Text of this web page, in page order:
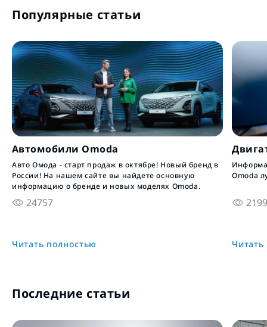
Популярные статьи
Автомобили Omoda
Авто Омода - старт продаж в октябре! Новый бренд в
России! На нашем сайте вы найдете основную
информацию о бренде и новых моделях Omoda.
24757
Читать полностью
Omoda
Последние статьи